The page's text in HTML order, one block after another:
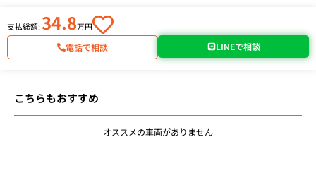
支払総額:34.8万円
電話で相談 LINEで相談
こちらもおすすめ
オススメの車両がありません